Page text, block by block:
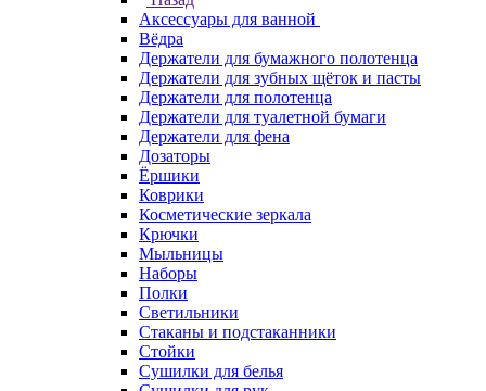
Аксессуары для ванной
Вёдра
Держатели для бумажного полотенца
Держатели для зубных щёток и пасты
Держатели для полотенца
Держатели для туалетной бумаги
Держатели для фена
Дозаторы
Ёршики
Коврики
Косметические зеркала
Крючки
Мыльницы
Наборы
Полки
Светильники
Стаканы и подстаканники
Стойки
Сушилки для белья